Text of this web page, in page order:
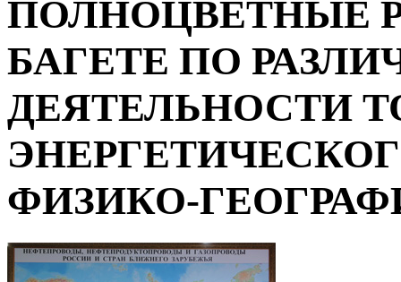
ПОЛНОЦВЕТНЫЕ
БАГЕТЕ ПО
ДЕЯТЕЛЬНОСТИ
ФИЗИКО-